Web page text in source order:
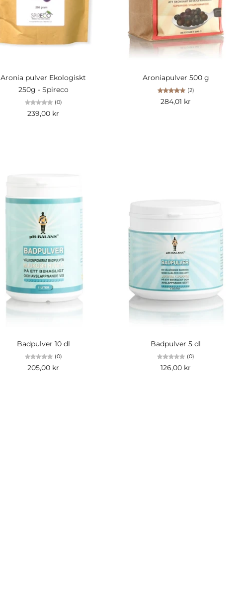
Aronia pulver Ekologiskt
250g - Spireco
(0)
239,00 kr
Aroniapulver 500 g
(2)
284,01 kr
Badpulver 10 dl
(0)
205,00 kr
Badpulver 5 dl
(0)
126,00 kr